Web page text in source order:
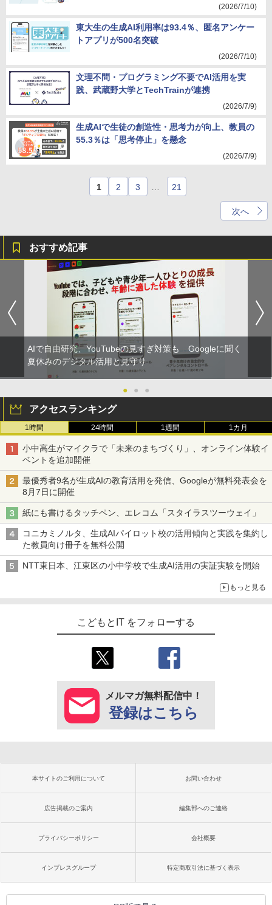
(2026/7/10)
東大生の生成AI利用率は93.4％、匿名アンケー
トアプリが500名突破
(2026/7/10)
文理不問・プログラミング不要でAI活用を実
践、武蔵野大学とTechTrainが連携
(2026/7/9)
生成AIで生徒の創造性・思考力が向上、教員の
55.3％は「思考停止」を懸念
(2026/7/9)
1 2 3 21
次へ
おすすめ記事
AIで自由研究、YouTubeの見すぎ対策も Googleに聞く
夏休みのデジタル活用と見守り
● ● ●
アクセスランキング
1時間 24時間 1週間 1カ月
小中高生がマイクラで「未来のまちづくり」、オンライン体験イ
ベントを追加開催
最優秀者9名が生成AIの教育活用を発信、Googleが無料発表会を
8月7日に開催
紙にも書けるタッチペン、エレコム「スタイラスツーウェイ」
コニカミノルタ、生成AIパイロット校の活用傾向と実践を集約し
た教員向け冊子を無料公開
NTT東日本、江東区の小中学校で生成AI活用の実証実験を開始
もっと見る
こどもとIT をフォローする
メルマガ無料配信中！
登録はこちら
本サイトのご利用について お問い合わせ
広告掲載のご案内 編集部へのご連絡
プライバシーポリシー 会社概要
インプレスグループ 特定商取引法に基づく表示